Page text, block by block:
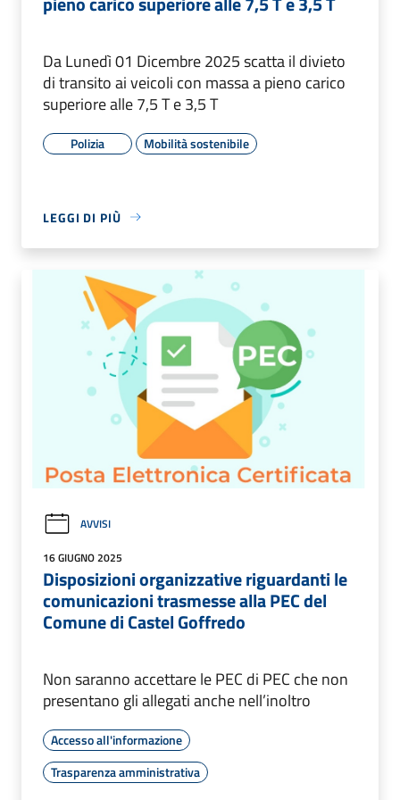
Da Lunedì 01 Dicembre 2025 scatta il divieto
di transito ai veicoli con massa a pieno carico
superiore alle 7,5 T e 3,5 T
Polizia Mobilità sostenibile
LEGGI DI PIÙ
AVVISI
16 GIUGNO 2025
Disposizioni organizzative riguardanti le
comunicazioni trasmesse alla PEC del
Comune di Castel Goffredo
Non saranno accettare le PEC di PEC che non
presentano gli allegati anche nell’inoltro
Accesso all'informazione
Trasparenza amministrativa